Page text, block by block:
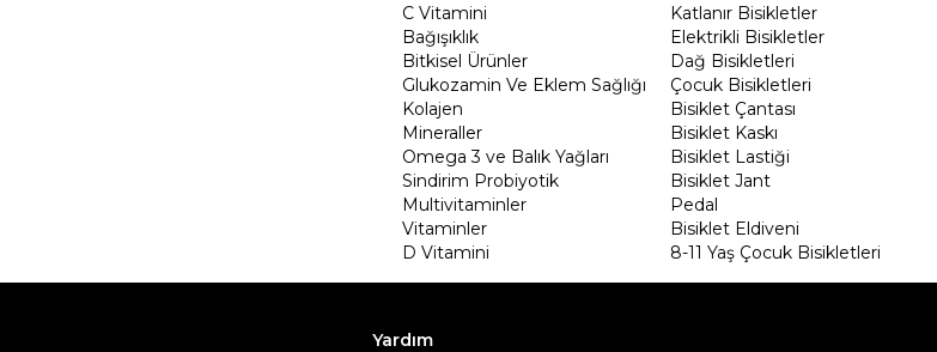
C Vitamini
Bağışıklık
Bitkisel Ürünler
Glukozamin Ve Eklem Sağlığı
Kolajen
Mineraller
Omega 3 ve Balık Yağları
Sindirim Probiyotik
Multivitaminler
Vitaminler
D Vitamini
Katlanır Bisikletler
Elektrikli Bisikletler
Dağ Bisikletleri
Çocuk Bisikletleri
Bisiklet Çantası
Bisiklet Kaskı
Bisiklet Lastiği
Bisiklet Jant
Pedal
Bisiklet Eldiveni
8-11 Yaş Çocuk Bisikletleri
Yardım